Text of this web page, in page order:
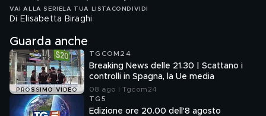
VAI ALLA SERIE LA TUA LISTA CONDIVIDI
Di Elisabetta Biraghi
Guarda anche
PROSSIMO VIDEO
TGCOM24
Breaking News delle 21.30 | Scattano i
controlli in Spagna, la Ue media
08 ago | Tgcom24
TG5
Edizione ore 20.00 dell'8 agosto